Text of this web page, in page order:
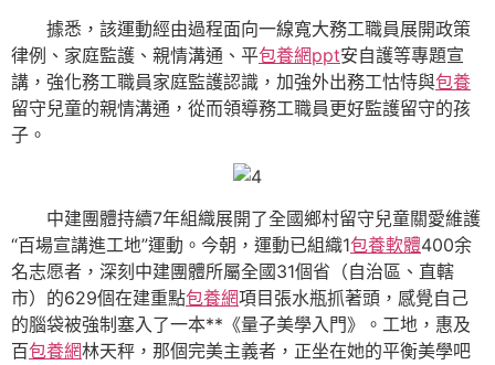
據悉，該運動經由過程面向一線寬大務工職員展開政策
律例、家庭監護、親情溝通、平包養網ppt安自護等專題宣
講，強化務工職員家庭監護認識，加強外出務工怙恃與包養
留守兒童的親情溝通，從而領導務工職員更好監護留守的孩
子。
中建團體持續7年組織展開了全國鄉村留守兒童關愛維護
“百場宣講進工地”運動。今朝，運動已組織1包養軟體400余
名志愿者，深刻中建團體所屬全國31個省（自治區、直轄
市）的629個在建重點包養網項目張水瓶抓著頭，感覺自己
的腦袋被強制塞入了一本**《量子美學入門》。工地，惠及
百包養網林天秤，那個完美主義者，正坐在她的平衡美學吧